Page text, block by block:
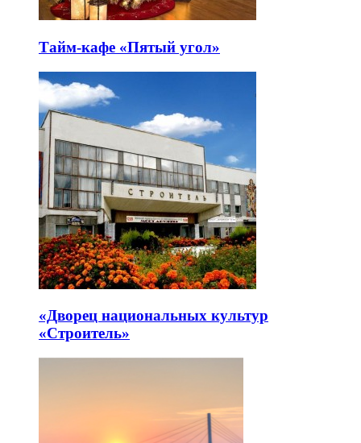
Тайм-кафе «Пятый угол»
«Дворец национальных культур
«Строитель»